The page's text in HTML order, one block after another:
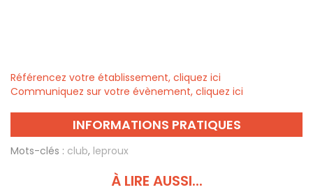
Référencez votre établissement, cliquez ici
Communiquez sur votre évènement, cliquez ici
INFORMATIONS PRATIQUES
Mots-clés : club, leproux
À LIRE AUSSI...